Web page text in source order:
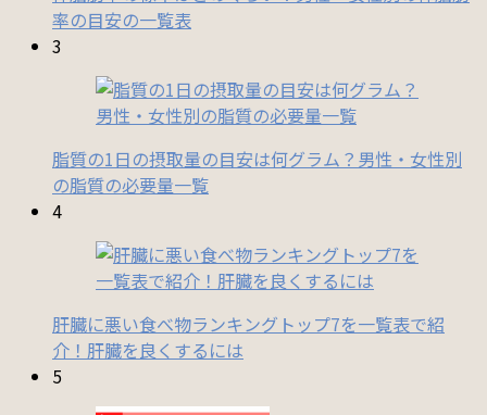
率の目安の一覧表
3
脂質の1日の摂取量の目安は何グラム？男性・女性別
の脂質の必要量一覧
4
肝臓に悪い食べ物ランキングトップ7を一覧表で紹
介！肝臓を良くするには
5